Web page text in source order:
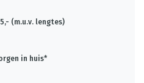
(m.u.v. lengtes)
in huis*